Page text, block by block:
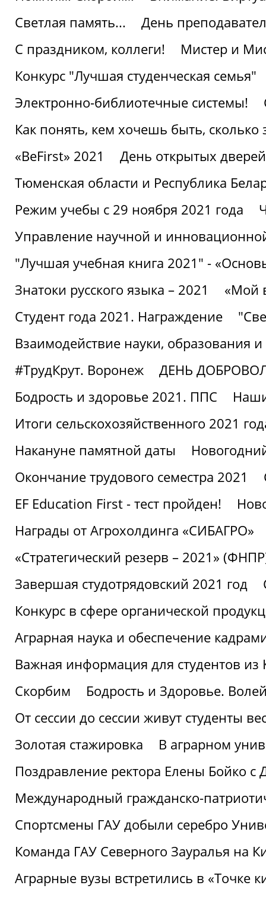
Светлая память...
День
С праздником, коллеги!
Мистер и
Конкурс "Лучшая студенческая семья"
Электронно-библиотечные системы!
Как понять, кем хочешь быть, сколько
«BeFirst» 2021
День открытых
Тюменская области и Республика
Режим учебы с 29 ноября 2021 года
Управление научной и
"Лучшая учебная книга 2021" -
Знатоки русского языка – 2021
«Мой
Студент года 2021. Награждение
Взаимодействие науки, образования и
#ТрудКрут. Воронеж
ДЕНЬ
Бодрость и здоровье 2021. ППС
Итоги сельскохозяйственного 2021
Накануне памятной даты
Окончание трудового семестра 2021
EF Education First - тест пройден!
Награды от Агрохолдинга «СИБАГРО»
«Стратегический резерв – 2021»
Завершая студотрядовский 2021 год
Конкурс в сфере органической
Аграрная наука и обеспечение
Важная информация для студентов из
Скорбим
Бодрость и Здоровье.
От сессии до сессии живут студенты
Золотая стажировка
В аграрном
Поздравление ректора Елены Бойко с
Международный гражданско-
Спортсмены ГАУ добыли серебро
Команда ГАУ Северного Зауралья на
Аграрные вузы встретились в «Точке